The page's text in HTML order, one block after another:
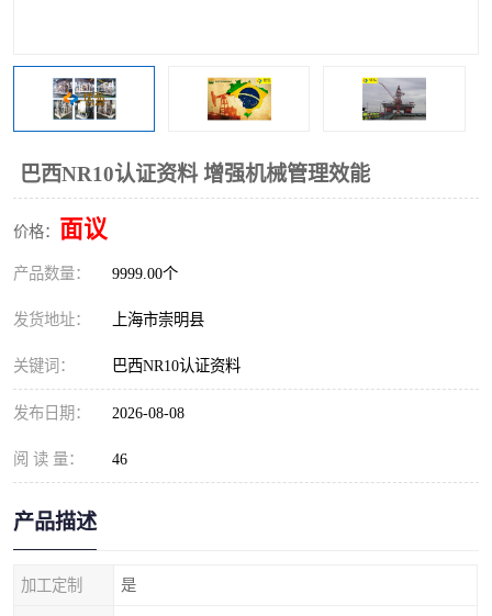
巴西NR10认证资料 增强机械管理效能
价格： 面议
产品数量： 9999.00个
发货地址： 上海市崇明县
关键词： 巴西NR10认证资料
发布日期： 2026-08-08
阅 读 量： 46
产品描述
加工定制 是